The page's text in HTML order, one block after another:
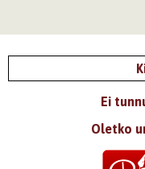
Ei
Oletko